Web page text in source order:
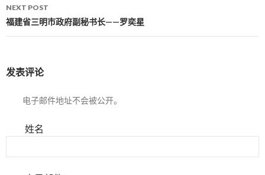
NEXT POST
福建省三明市政府副秘书长——罗奕星
发表评论
电子邮件地址不会被公开。
姓名